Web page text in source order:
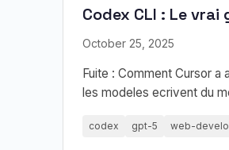
Codex CLI : Le
October 25, 2025
Fuite : Comment Cursor
les modeles ecrivent du
codex gpt-5 web-